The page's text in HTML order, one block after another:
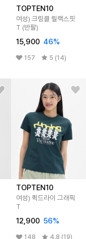
TOPTEN10
여성) 크링클 릴랙스핏
T (반팔)
15,900 46%
157 5 (14)
TOPTEN10
여성) 퀵드라이 그래픽
T
12,900 56%
148 4.8 (19)